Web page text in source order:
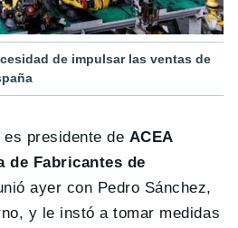
de impulsar las ventas de
es presidente de ACEA
de Fabricantes de
ayer con Pedro Sánchez,
y le instó a tomar medidas